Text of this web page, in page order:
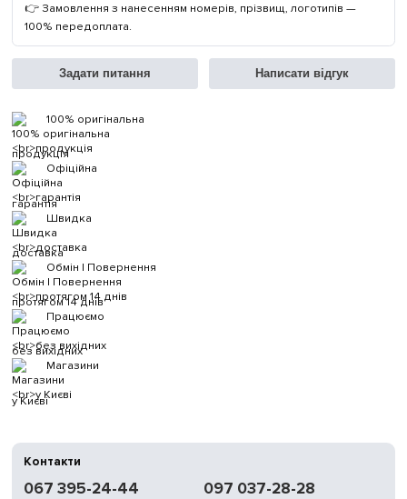
👉 Замовлення з нанесенням номерів, прізвищ, логотипів —
100% передоплата.
Задати питання Написати відгук
100% оригінальна
продукція
Офіційна
гарантія
Швидка
доставка
Обмін | Повернення
протягом 14 днів
Працюємо
без вихідних
Магазини
у Києві
Контакти
067 395-24-44
097 037-28-28